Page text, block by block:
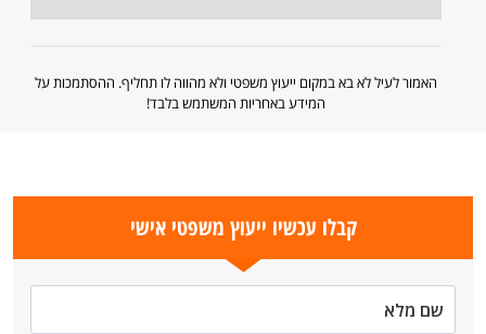
האמור לעיל לא בא במקום ייעוץ משפטי ולא מהווה לו תחליף. ההסתמכות על
המידע באחריות המשתמש בלבד!
קבלו עכשיו ייעוץ משפטי אישי